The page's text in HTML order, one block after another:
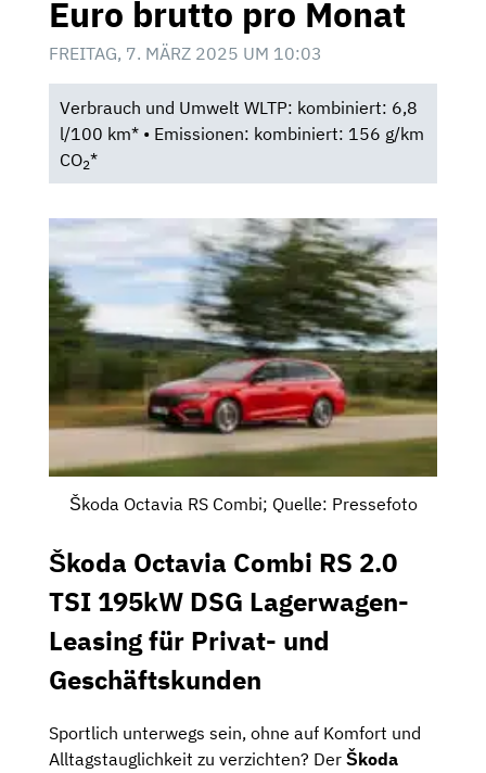
Euro brutto pro Monat
FREITAG, 7. MÄRZ 2025 UM 10:03
Verbrauch und Umwelt WLTP: kombiniert: 6,8
l/100 km* • Emissionen: kombiniert: 156 g/km
CO2*
Škoda Octavia RS Combi; Quelle: Pressefoto
Škoda Octavia Combi RS 2.0
TSI 195kW DSG Lagerwagen-
Leasing für Privat- und
Geschäftskunden
Sportlich unterwegs sein, ohne auf Komfort und
Alltagstauglichkeit zu verzichten? Der Škoda